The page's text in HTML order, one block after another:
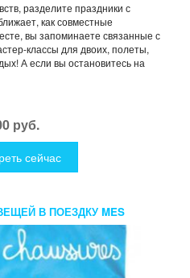
разделите праздники с
как совместные
вы запоминаете связанные с
классы для двоих, полеты,
А если вы остановитесь на
руб.
сейчас
В ПОЕЗДКУ MES